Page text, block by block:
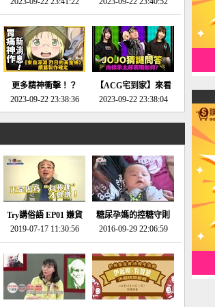
動作角色扮演遊戲！-
電玩宅速配20230123
第一名早就決定了，封
面圖直接雷你!-電玩宅
速配20230120
更多精神衝擊！？
《來自深淵 烈日的黃
金鄉》續篇動畫確定
2023-09-22 23:38:36
【ACG宅到家】來看
就抽周邊！《JOJO的
奇妙冒險》問答大挑戰
年特展 feat 蕎羽 、櫻
花
2023-09-22 23:38:04
Try講俗語 EP01 嫌貨
才是買貨人
2019-07-17 11:30:56
糖尿孕媽的控糖守則
2016-09-29 22:06:59